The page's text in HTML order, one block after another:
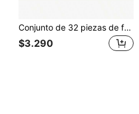
Conjunto de 32 piezas de formas de helado de madera sin terminar, adecuado para manualidades y decoraciones DIY, con etiquetas de regalo - Proyecto de arte de verano pintado a mano, adecuado para el hogar, fiesta, boda
$3.290